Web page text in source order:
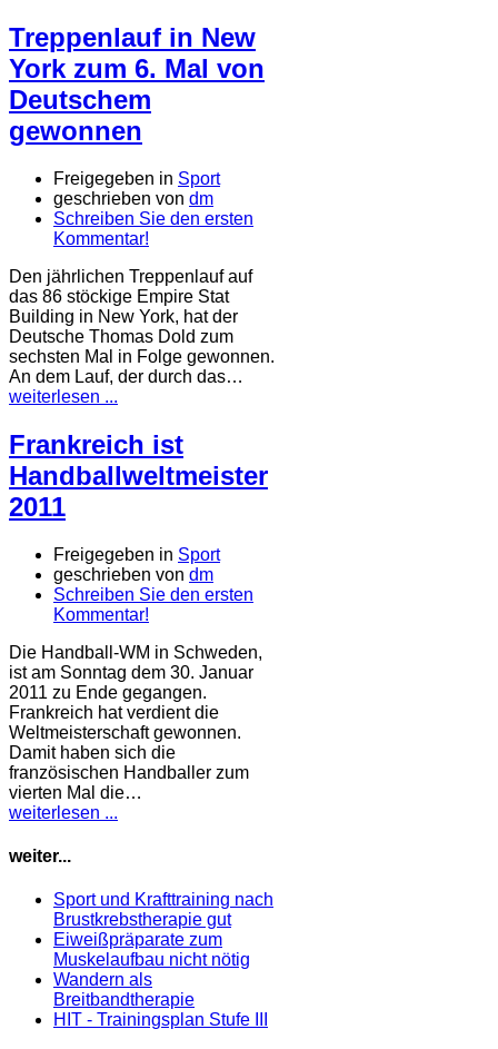
Treppenlauf in New
York zum 6. Mal von
Deutschem
gewonnen
Freigegeben in Sport
geschrieben von dm
Schreiben Sie den ersten
Kommentar!
Den jährlichen Treppenlauf auf
das 86 stöckige Empire Stat
Building in New York, hat der
Deutsche Thomas Dold zum
sechsten Mal in Folge gewonnen.
An dem Lauf, der durch das…
weiterlesen ...
Frankreich ist
Handballweltmeister
2011
Freigegeben in Sport
geschrieben von dm
Schreiben Sie den ersten
Kommentar!
Die Handball-WM in Schweden,
ist am Sonntag dem 30. Januar
2011 zu Ende gegangen.
Frankreich hat verdient die
Weltmeisterschaft gewonnen.
Damit haben sich die
französischen Handballer zum
vierten Mal die…
weiterlesen ...
weiter...
Sport und Krafttraining nach
Brustkrebstherapie gut
Eiweißpräparate zum
Muskelaufbau nicht nötig
Wandern als
Breitbandtherapie
HIT - Trainingsplan Stufe III